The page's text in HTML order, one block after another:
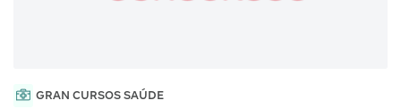
GRAN CURSOS SAÚDE